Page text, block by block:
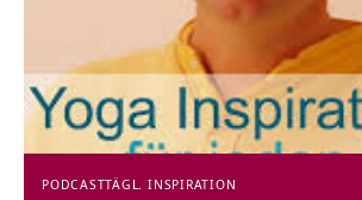
PODCASTTÄGL. INSPIRATION